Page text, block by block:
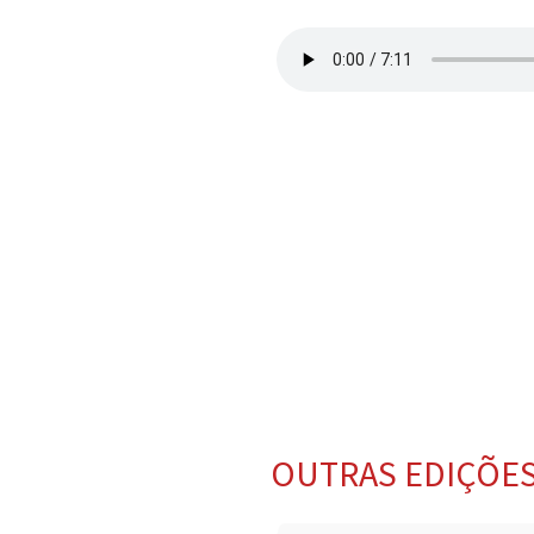
OUTRAS